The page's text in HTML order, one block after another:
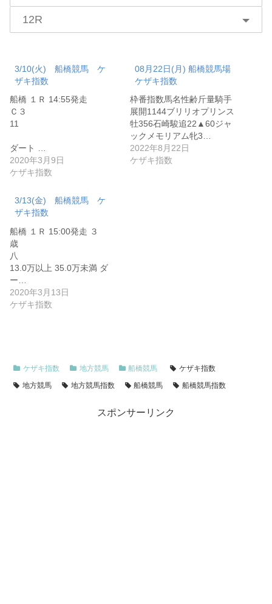
12R
3/10(火) 船橋競馬 ケ
ザキ指数
船橋 １Ｒ 14:55発走
Ｃ３
11
ダート …
2020年3月9日
ケザキ指数
08月22日(月) 船橋競馬場
ケザキ指数
枠番指数馬名性齢斤量騎手
展開1144ブリリオプリンス
牡356石崎駿追22▲60ジャ
ックメモリアム牝3…
2022年8月22日
ケザキ指数
3/13(金) 船橋競馬 ケ
ザキ指数
船橋 １Ｒ 15:00発走 ３
歳
八
13.0万以上 35.0万未満 ダ
ー…
2020年3月13日
ケザキ指数
ケザキ指数 地方競馬 船橋競馬
ケザキ指数
地方競馬
地方競馬指数 船橋競馬 船橋競馬指数
スポンサーリンク